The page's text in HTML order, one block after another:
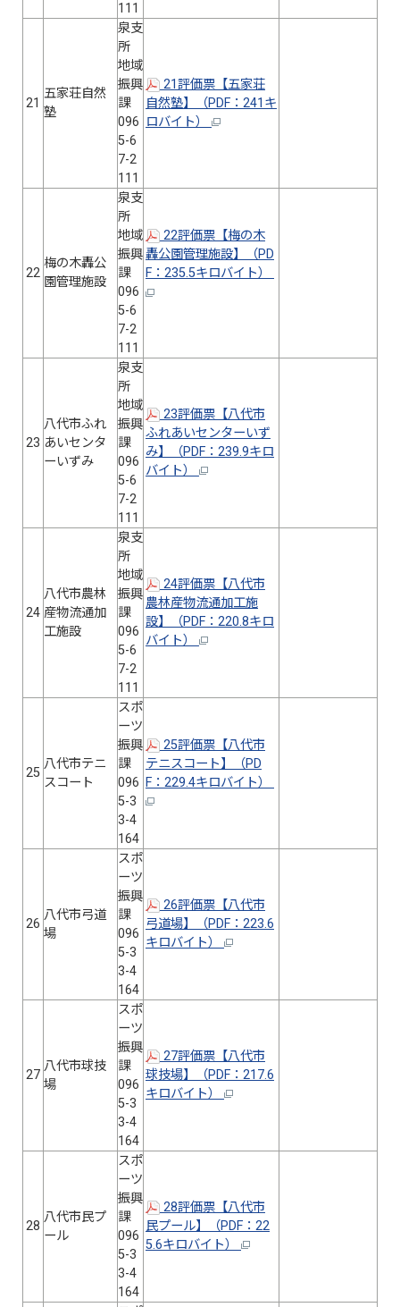
111
21
五家荘自然
塾
泉支
所
地域
振興
課
096
5-6
7-2
111
21評価票【五家荘
自然塾】（PDF：241キ
ロバイト）
22
梅の木轟公
園管理施設
泉支
所
地域
振興
課
096
5-6
7-2
111
22評価票【梅の木
轟公園管理施設】（PD
F：235.5キロバイト）
23
八代市ふれ
あいセンタ
ーいずみ
泉支
所
地域
振興
課
096
5-6
7-2
111
23評価票【八代市
ふれあいセンターいず
み】（PDF：239.9キロ
バイト）
24
八代市農林
産物流通加
工施設
泉支
所
地域
振興
課
096
5-6
7-2
111
24評価票【八代市
農林産物流通加工施
設】（PDF：220.8キロ
バイト）
25
八代市テニ
スコート
スポ
ーツ
振興
課
096
5-3
3-4
164
25評価票【八代市
テニスコート】（PD
F：229.4キロバイト）
26
八代市弓道
場
スポ
ーツ
振興
課
096
5-3
3-4
164
26評価票【八代市
弓道場】（PDF：223.6
キロバイト）
27
八代市球技
場
スポ
ーツ
振興
課
096
5-3
3-4
164
27評価票【八代市
球技場】（PDF：217.6
キロバイト）
28
八代市民プ
ール
スポ
ーツ
振興
課
096
5-3
3-4
164
28評価票【八代市
民プール】（PDF：22
5.6キロバイト）